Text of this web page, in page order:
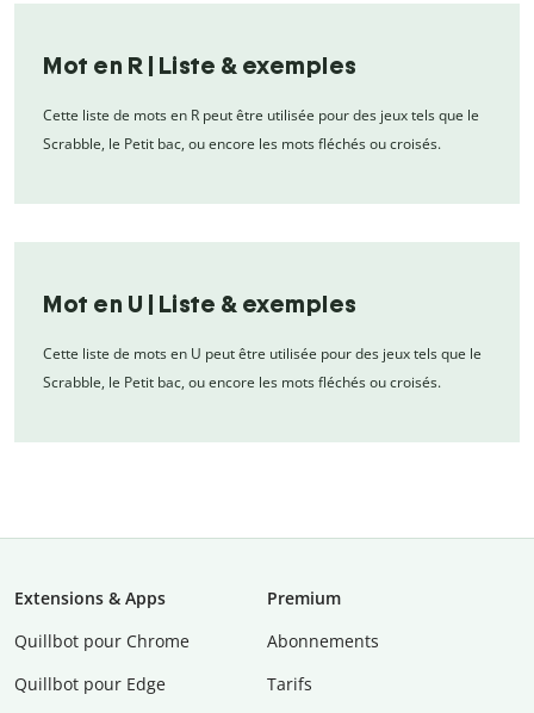
Mot en R | Liste & exemples
Cette liste de mots en R peut être utilisée pour des jeux tels que le
Scrabble, le Petit bac, ou encore les mots fléchés ou croisés.
Mot en U | Liste & exemples
Cette liste de mots en U peut être utilisée pour des jeux tels que le
Scrabble, le Petit bac, ou encore les mots fléchés ou croisés.
Extensions & Apps
Quillbot pour Chrome
Quillbot pour Edge
Premium
Abonnements
Tarifs